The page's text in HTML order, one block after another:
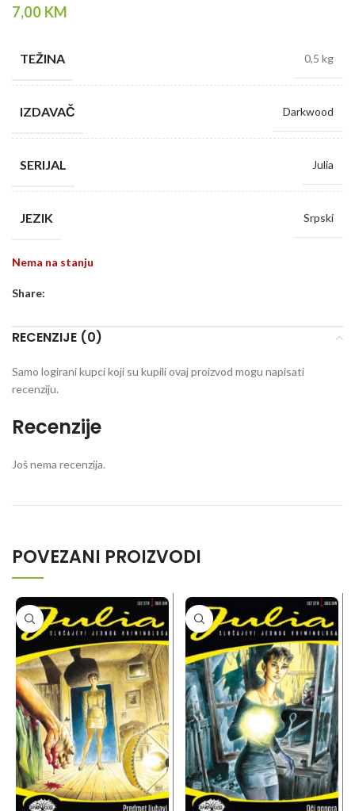
7,00 KM
TEŽINA 0,5 kg
IZDAVAČ Darkwood
SERIJAL Julia
JEZIK Srpski
Nema na stanju
Share:
RECENZIJE (0)
Recenzije
Još nema recenzija.
Samo logirani kupci koji su kupili ovaj proizvod mogu napisati
recenziju.
POVEZANI PROIZVODI